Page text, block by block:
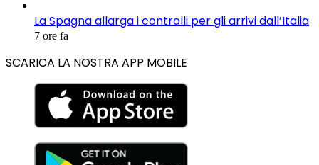
La Spagna allarga i controlli per gli arrivi dall’Italia
7 ore fa
SCARICA LA NOSTRA APP MOBILE